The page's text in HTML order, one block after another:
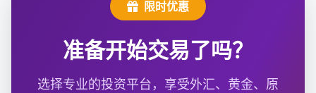
限时优惠
准备开始交易了吗？
选择专业的投资平台，享受外汇、黄金、原